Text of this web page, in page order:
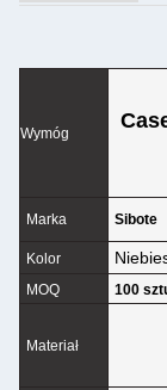
Wymóg
Marka Sibote
Kolor
MOQ
100
Materiał